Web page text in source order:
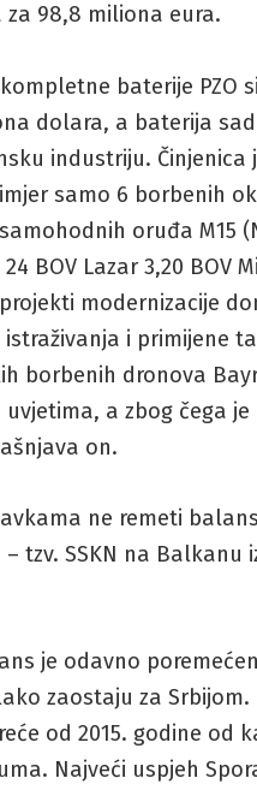
za 98,8 miliona eura.
baterije PZO
dolara, a baterija
industriju.
samo 6 borbenih
oruđa M15
BOV Lazar 3,20 BOV
modernizacije
i primijene
borbenih dronova
a zbog čega
on.
ne remeti
tzv. SSKN na Balkanu
je odavno
zaostaju za
od 2015. godine od
Najveći uspjeh